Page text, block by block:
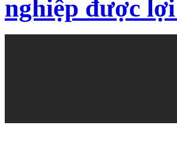
nghiệp được